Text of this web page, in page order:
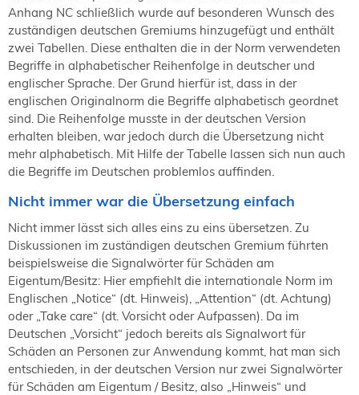
Regionalgruppen
Downloadbereich
Anhang NC schließlich wurde auf besonderen Wunsch des
zuständigen deutschen Gremiums hinzugefügt und enthält
zwei Tabellen. Diese enthalten die in der Norm verwendeten
Begriffe in alphabetischer Reihenfolge in deutscher und
englischer Sprache. Der Grund hierfür ist, dass in der
englischen Originalnorm die Begriffe alphabetisch geordnet
sind. Die Reihenfolge musste in der deutschen Version
erhalten bleiben, war jedoch durch die Übersetzung nicht
mehr alphabetisch. Mit Hilfe der Tabelle lassen sich nun auch
die Begriffe im Deutschen problemlos auffinden.
Nicht immer war die Übersetzung einfach
Nicht immer lässt sich alles eins zu eins übersetzen. Zu
Diskussionen im zuständigen deutschen Gremium führten
beispielsweise die Signalwörter für Schäden am
Eigentum/Besitz: Hier empfiehlt die internationale Norm im
Englischen „Notice“ (dt. Hinweis), „Attention“ (dt. Achtung)
oder „Take care“ (dt. Vorsicht oder Aufpassen). Da im
Deutschen „Vorsicht“ jedoch bereits als Signalwort für
Schäden an Personen zur Anwendung kommt, hat man sich
entschieden, in der deutschen Version nur zwei Signalwörter
für Schäden am Eigentum / Besitz, also „Hinweis“ und